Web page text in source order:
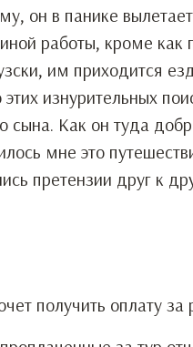
он в панике
работы, кроме как
им приходится
изнурительных
сына. Как он туда
мне это
претензии друг к
получить оплату